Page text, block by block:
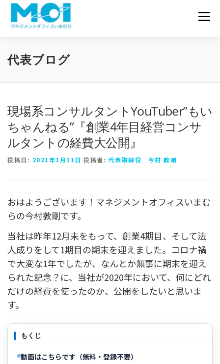
コンテンツへスキップ
メニ
代表ブログ
現場系コンサルタントYouTuber”もい
ちゃんねる”『創業4年目経営コンサ
ルタントの経費大公開』
投稿日: 2021年1月11日 投稿者: 代表取締役 今村 敦剛
おはようございます！マネジメントオフィスいまむ
らの今村敦剛です。
当社は昨年12月末をもって、創業4期目、そして法
人成りをして1期目の期末を迎えました。コロナ禍
で大変な1年でしたが、なんとか無事に期末を迎え
られた記念？に、当社が2020年において、何にどれ
だけの経費を使ったのか、公開をしたいと思いま
す。
もくじ
動画はこちらです（無料・登録不要）